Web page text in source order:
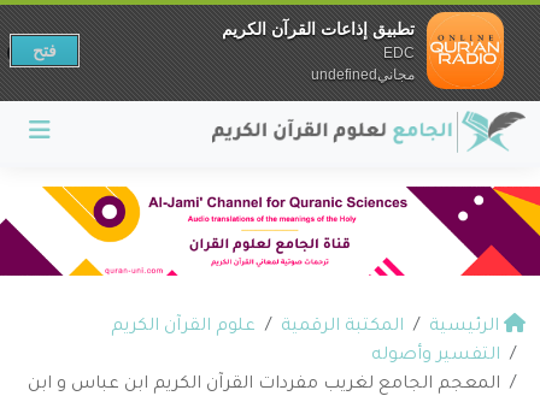
الرئيسية المكتبة الرقمية
علوم القرآن الكريم
التفسير وأصوله
المعجم الجامع لغريب مفردات القرآن الكريم ابن عباس و ابن
تطبيق إذاعات القرآن الكريم
EDC
مجانيundefined
فتح